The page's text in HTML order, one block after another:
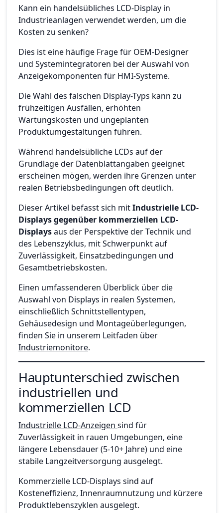
Kann ein handelsübliches LCD-Display in
Industrieanlagen verwendet werden, um die
Kosten zu senken?
Dies ist eine häufige Frage für OEM-Designer
und Systemintegratoren bei der Auswahl von
Anzeigekomponenten für HMI-Systeme.
Die Wahl des falschen Display-Typs kann zu
frühzeitigen Ausfällen, erhöhten
Wartungskosten und ungeplanten
Produktumgestaltungen führen.
Während handelsübliche LCDs auf der
Grundlage der Datenblattangaben geeignet
erscheinen mögen, werden ihre Grenzen unter
realen Betriebsbedingungen oft deutlich.
Dieser Artikel befasst sich mitIndustrielle LCD-
Displays gegenüber kommerziellen LCD-
Displaysaus der Perspektive der Technik und
des Lebenszyklus, mit Schwerpunkt auf
Zuverlässigkeit, Einsatzbedingungen und
Gesamtbetriebskosten.
Einen umfassenderen Überblick über die
Auswahl von Displays in realen Systemen,
einschließlich Schnittstellentypen,
Gehäusedesign und Montageüberlegungen,
finden Sie in unserem Leitfaden über
Industriemonitore.
Hauptunterschied zwischen
industriellen und
kommerziellen LCD
Industrielle LCD-Anzeigen sind für
Zuverlässigkeit in rauen Umgebungen, eine
längere Lebensdauer (5-10+ Jahre) und eine
stabile Langzeitversorgung ausgelegt.
Kommerzielle LCD-Displays sind auf
Kosteneffizienz, Innenraumnutzung und kürzere
Produktlebenszyklen ausgelegt.